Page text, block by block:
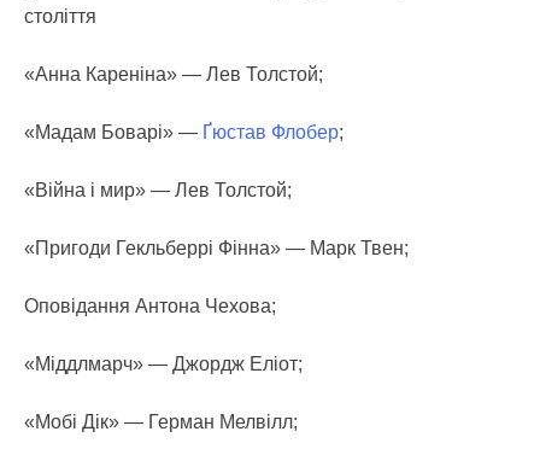
століття
«Анна Кареніна» — Лев Толстой;
«Мадам Боварі» — Ґюстав Флобер;
«Війна і мир» — Лев Толстой;
«Пригоди Гекльберрі Фінна» — Марк Твен;
Оповідання Антона Чехова;
«Міддлмарч» — Джордж Еліот;
«Мобі Дік» — Герман Мелвілл;